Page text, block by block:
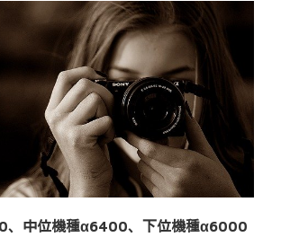
、中位機種α6400、下位機種α6000